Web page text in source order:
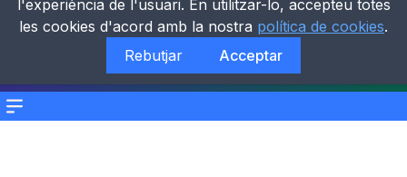
Menu
l'experiència de l'usuari. En utilitzar-lo, accepteu totes
les cookies d'acord amb la nostra política de cookies.
Rebutjar
Acceptar